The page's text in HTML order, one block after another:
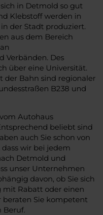
in Detmold so gut
Klebstoff werden in
der Stadt produziert.
aus dem Bereich
Verbänden. Des
über eine Universität.
der Bahn sind regionaler
B238 und
Autohaus
beliebt sind
auch Sie schon von
wir bei jedem
Detmold und
unser Unternehmen
davon, ob Sie sich
mit Rabatt oder einen
beraten Sie kompetent
Beruf.